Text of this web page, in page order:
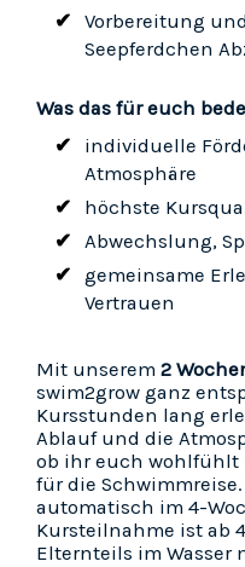
Vorbereitung
Seepferdchen
Was das für euch
individuelle
Atmosphäre
höchste
Abwechslung,
gemeinsame
Vertrauen
Mit unserem 2
swim2grow ganz
Kursstunden lang
Ablauf und die
ob ihr euch wohlfühlt
für die
automatisch im 4-
Kursteilnahme ist ab
Elternteils im Wasser